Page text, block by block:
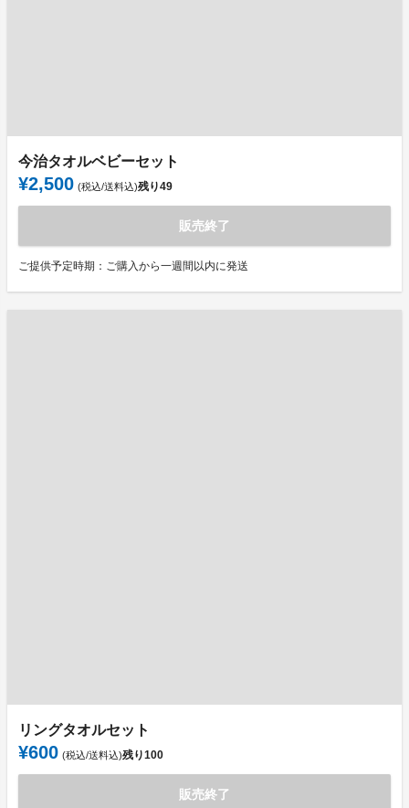
今治タオルベビーセット
¥2,500 (税込/送料込)残り49
販売終了
ご提供予定時期：ご購入から一週間以内に発送
リングタオルセット
¥600 (税込/送料込)残り100
販売終了